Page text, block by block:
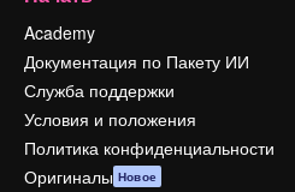
Academy
Документация по Пакету ИИ
Служба поддержки
Условия и положения
Политика конфиденциальности
Оригиналы Новое